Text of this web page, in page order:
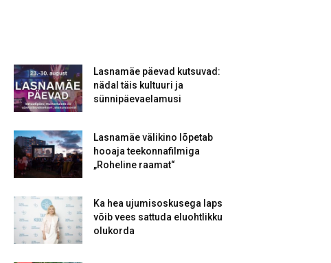
Lasnamäe päevad kutsuvad:
nädal täis kultuuri ja
sünnipäevaelamusi
Lasnamäe välikino lõpetab
hooaja teekonnafilmiga
„Roheline raamat“
Ka hea ujumisoskusega laps
võib vees sattuda eluohtlikku
olukorda